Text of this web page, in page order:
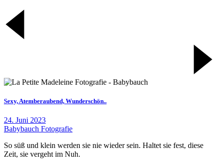
Sexy, Atemberaubend, Wunderschön..
24. Juni 2023
Babybauch Fotografie
So süß und klein werden sie nie wieder sein. Haltet sie fest, diese
Zeit, sie vergeht im Nuh.